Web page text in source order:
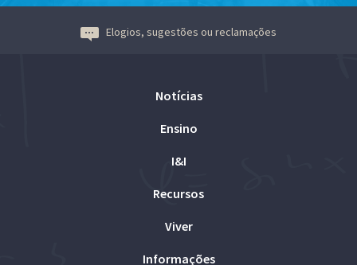
Elogios, sugestões ou reclamações
Notícias
Ensino
I&I
Recursos
Viver
Informações